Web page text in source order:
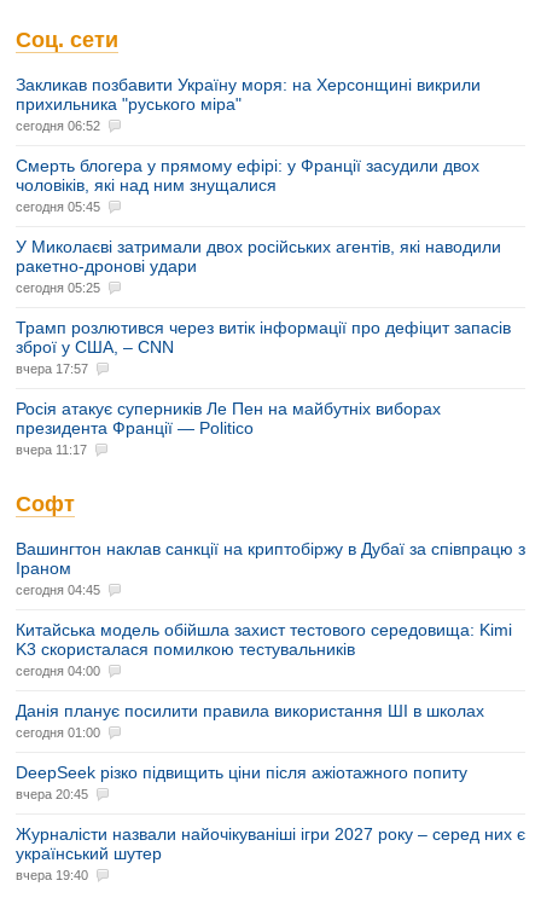
Соц. сети
Закликав позбавити Україну моря: на Херсонщині викрили
прихильника "руського міра"
сегодня 06:52
Смерть блогера у прямому ефірі: у Франції засудили двох
чоловіків, які над ним знущалися
сегодня 05:45
У Миколаєві затримали двох російських агентів, які наводили
ракетно-дронові удари
сегодня 05:25
Трамп розлютився через витік інформації про дефіцит запасів
зброї у США, – CNN
вчера 17:57
Росія атакує суперників Ле Пен на майбутніх виборах
президента Франції — Politico
вчера 11:17
Софт
Вашингтон наклав санкції на криптобіржу в Дубаї за співпрацю з
Іраном
сегодня 04:45
Китайська модель обійшла захист тестового середовища: Kimi
K3 скористалася помилкою тестувальників
сегодня 04:00
Данія планує посилити правила використання ШІ в школах
сегодня 01:00
DeepSeek різко підвищить ціни після ажіотажного попиту
вчера 20:45
Журналісти назвали найочікуваніші ігри 2027 року – серед них є
український шутер
вчера 19:40